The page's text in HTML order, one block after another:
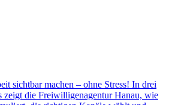
sichtbar machen – ohne Stress! In drei
zeigt die Freiwilligenagentur Hanau, wie